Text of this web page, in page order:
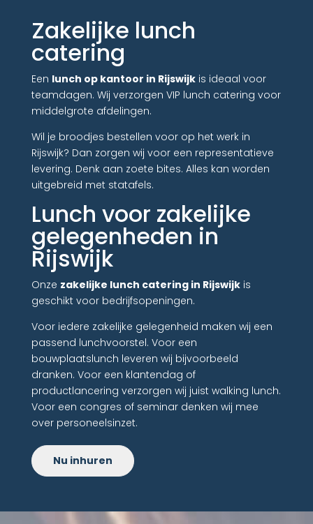
Zakelijke lunch
catering
Een lunch op kantoor in Rijswijkis ideaal voor
teamdagen. Wij verzorgen VIP lunch catering voor
middelgrote afdelingen.
Wil je broodjes bestellen voor op het werk in
Rijswijk? Dan zorgen wij voor een representatieve
levering. Denk aan zoete bites. Alles kan worden
uitgebreid met statafels.
Lunch voor zakelijke
gelegenheden in
Rijswijk
Onze zakelijke lunch catering in Rijswijkis
geschikt voor bedrijfsopeningen.
Voor iedere zakelijke gelegenheid maken wij een
passend lunchvoorstel. Voor een
bouwplaatslunch leveren wij bijvoorbeeld
dranken. Voor een klantendag of
productlancering verzorgen wij juist walking lunch.
Voor een congres of seminar denken wij mee
over personeelsinzet.
Nu inhuren